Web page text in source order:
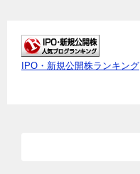
IPO・新規公開株ランキング